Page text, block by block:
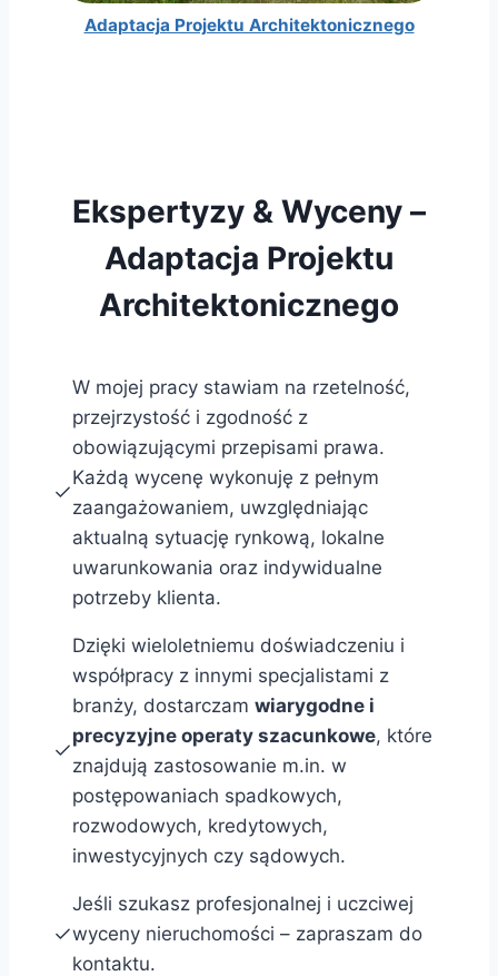
Adaptacja Projektu Architektonicznego
Ekspertyzy & Wyceny –
Adaptacja Projektu
Architektonicznego
W mojej pracy stawiam na rzetelność,
przejrzystość i zgodność z
obowiązującymi przepisami prawa.
Każdą wycenę wykonuję z pełnym
zaangażowaniem, uwzględniając
aktualną sytuację rynkową, lokalne
uwarunkowania oraz indywidualne
potrzeby klienta.
Dzięki wieloletniemu doświadczeniu i
współpracy z innymi specjalistami z
branży, dostarczam wiarygodne i
precyzyjne operaty szacunkowe, które
znajdują zastosowanie m.in. w
postępowaniach spadkowych,
rozwodowych, kredytowych,
inwestycyjnych czy sądowych.
Jeśli szukasz profesjonalnej i uczciwej
wyceny nieruchomości – zapraszam do
kontaktu.